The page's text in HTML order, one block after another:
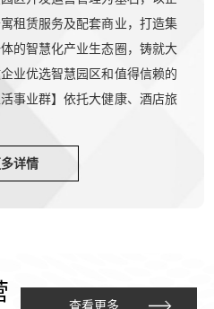
租赁服务及配套商业，打造集
的智慧化产业生态圈，铸就大
业优选智慧园区和值得信赖的
事业群】依托大健康、酒店旅
详情
查看更多